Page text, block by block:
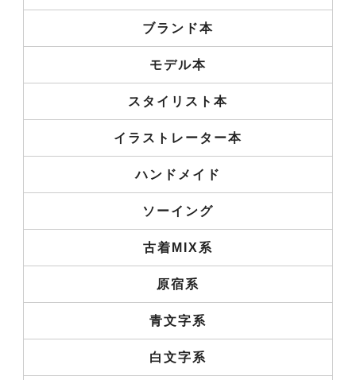
ブランド本
モデル本
スタイリスト本
イラストレーター本
ハンドメイド
ソーイング
古着MIX系
原宿系
青文字系
白文字系